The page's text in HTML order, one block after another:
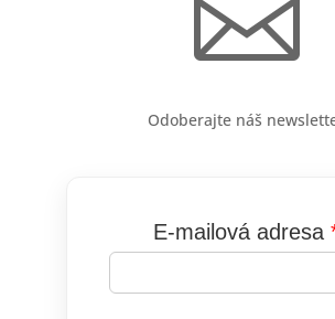
Odoberajte náš
E-mailová adresa